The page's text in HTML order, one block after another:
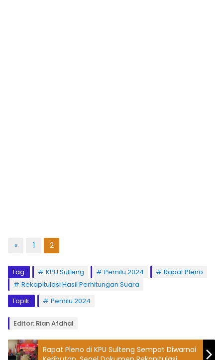
« 1 2
Tag: KPU Sulteng Pemilu 2024
Rapat Pleno
Rekapitulasi Hasil Perhitungan Suara
Topik:
Pemilu 2024
Editor: Rian Afdhal
Rapat Pleno di KPU Sulteng Sempat Diwarnai